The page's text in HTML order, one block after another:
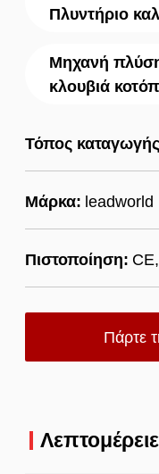
Πλυντήριο
Μηχανή
κλουβιά
Τόπος
Μάρκα: leadworld
Πιστοποίηση:
Πάρτε